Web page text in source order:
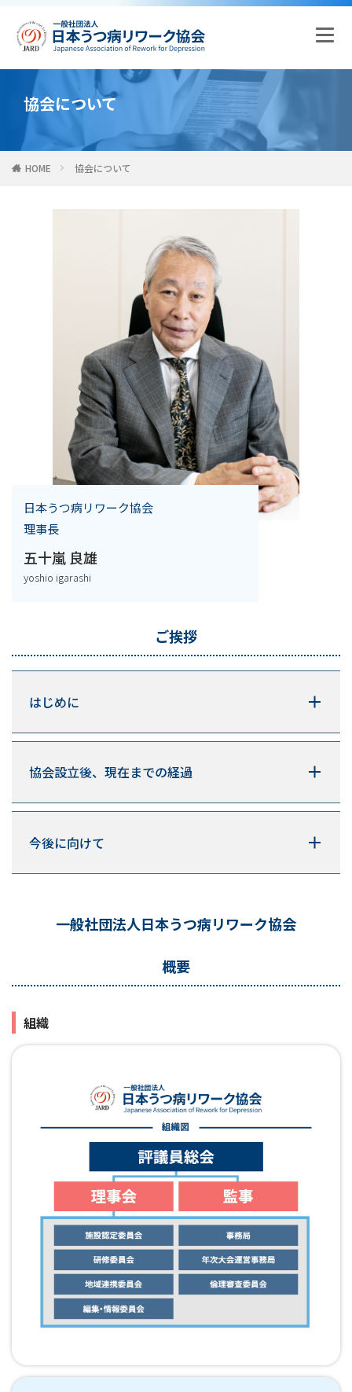
協会について
HOME 協会について
日本うつ病リワーク協会
理事長
五十嵐 良雄
yoshio igarashi
ご挨拶
はじめに
協会設立後、現在までの経過
今後に向けて
一般社団法人日本うつ病リワーク協会
概要
組織